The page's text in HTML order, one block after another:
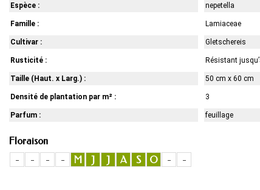
Espèce : nepetella
Famille : Lamiaceae
Cultivar : Gletschereis
Rusticité : Résistant
Taille (Haut. x Larg.) : 50 cm x 60 cm
Densité de plantation par m² : 3
Parfum : feuillage
Floraison
-
- - - M J J A S O - -